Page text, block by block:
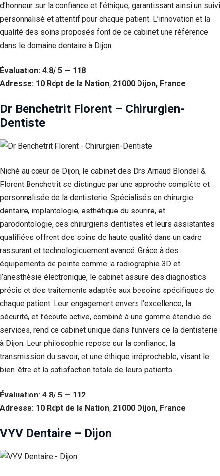
d’honneur sur la confiance et l’éthique, garantissant ainsi un suivi
personnalisé et attentif pour chaque patient. L’innovation et la
qualité des soins proposés font de ce cabinet une référence
dans le domaine dentaire à Dijon.
Évaluation: 4.8/ 5 — 118
Adresse: 10 Rdpt de la Nation, 21000 Dijon, France
Dr Benchetrit Florent – Chirurgien-
Dentiste
Niché au cœur de Dijon, le cabinet des Drs Arnaud Blondel &
Florent Benchetrit se distingue par une approche complète et
personnalisée de la dentisterie. Spécialisés en chirurgie
dentaire, implantologie, esthétique du sourire, et
parodontologie, ces chirurgiens-dentistes et leurs assistantes
qualifiées offrent des soins de haute qualité dans un cadre
rassurant et technologiquement avancé. Grâce à des
équipements de pointe comme la radiographie 3D et
l’anesthésie électronique, le cabinet assure des diagnostics
précis et des traitements adaptés aux besoins spécifiques de
chaque patient. Leur engagement envers l’excellence, la
sécurité, et l’écoute active, combiné à une gamme étendue de
services, rend ce cabinet unique dans l’univers de la dentisterie
à Dijon. Leur philosophie repose sur la confiance, la
transmission du savoir, et une éthique irréprochable, visant le
bien-être et la satisfaction totale de leurs patients.
Évaluation: 4.8/ 5 — 112
Adresse: 10 Rdpt de la Nation, 21000 Dijon, France
VYV Dentaire – Dijon
nous
puissions
améliorer la
et la structure
en fonction
de la façon
dont le site
utilisé.
Afin que notre
aussi bien que
possible lors
de votre visite.
Si vous
refusez ces
cookies,
certaines
fonctionnalités
disparaîtront
Marketing
En partageant
votre intérêt et
votre
comportement
lorsque vous
visitez notre
site, vous
augmentez les
contenu et des
personnalisés.